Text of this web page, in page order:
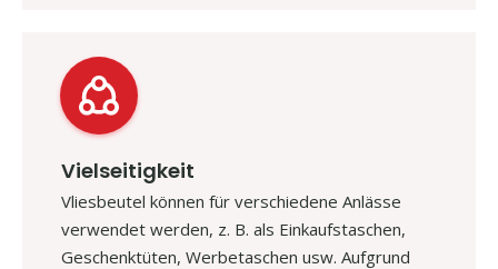
Vielseitigkeit
Vliesbeutel können für verschiedene Anlässe
verwendet werden, z. B. als Einkaufstaschen,
Geschenktüten, Werbetaschen usw. Aufgrund